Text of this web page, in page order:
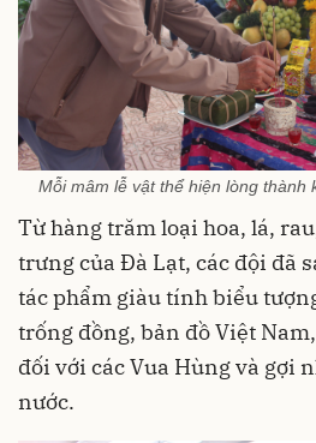
Mỗi mâm lễ vật thể hiện lòng thành
Từ hàng trăm loại hoa, lá,
trưng của Đà Lạt, các đội đã
tác phẩm giàu tính biểu
trống đồng, bản đồ Việt
đối với các Vua Hùng và gợi
nước.